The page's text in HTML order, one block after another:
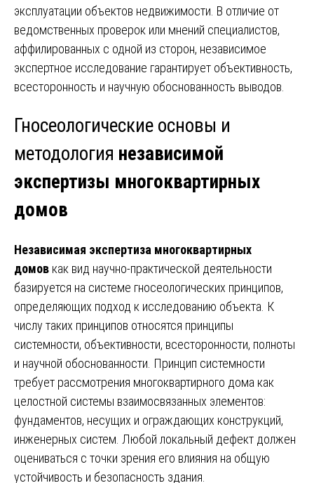
эксплуатации объектов недвижимости. В отличие от
ведомственных проверок или мнений специалистов,
аффилированных с одной из сторон, независимое
экспертное исследование гарантирует объективность,
всесторонность и научную обоснованность выводов.
Гносеологические основы и
методология независимой
экспертизы многоквартирных
домов
Независимая экспертиза многоквартирных
домов как вид научно-практической деятельности
базируется на системе гносеологических принципов,
определяющих подход к исследованию объекта. К
числу таких принципов относятся принципы
системности, объективности, всесторонности, полноты
и научной обоснованности. Принцип системности
требует рассмотрения многоквартирного дома как
целостной системы взаимосвязанных элементов:
фундаментов, несущих и ограждающих конструкций,
инженерных систем. Любой локальный дефект должен
оцениваться с точки зрения его влияния на общую
устойчивость и безопасность здания.